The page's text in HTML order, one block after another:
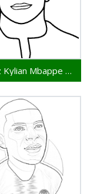
Ücretsiz Kylian Mbappe Yazdırılabilir